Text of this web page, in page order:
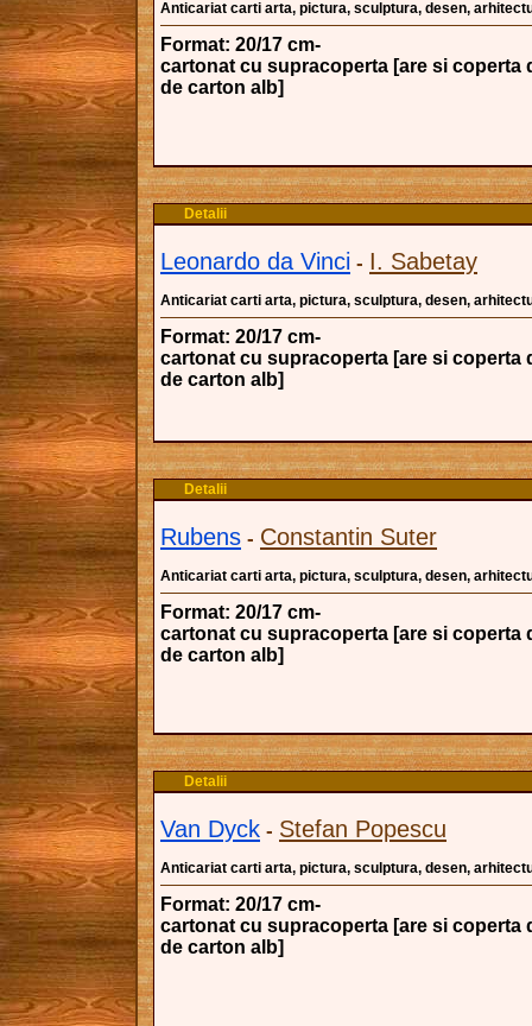
Anticariat carti arta, pictura, sculptura, desen,
Format: 20/17 cm-
cartonat cu supracoperta [are si coperta
de carton alb]
Detalii
Leonardo da Vinci - I. Sabetay
Anticariat carti arta, pictura, sculptura, desen,
Format: 20/17 cm-
cartonat cu supracoperta [are si coperta
de carton alb]
Detalii
Rubens - Constantin Suter
Anticariat carti arta, pictura, sculptura, desen,
Format: 20/17 cm-
cartonat cu supracoperta [are si coperta
de carton alb]
Detalii
Van Dyck - Stefan Popescu
Anticariat carti arta, pictura, sculptura, desen,
Format: 20/17 cm-
cartonat cu supracoperta [are si coperta
de carton alb]